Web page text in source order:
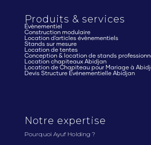
Produits & services
Évènementiel
Construction modulaire
Location d'articles évènementiels
Stands sur mesure
Location de tentes
Conception & location de stands
Location chapiteaux Abidjan
Location de Chapiteau pour Mariage à
Devis Structure Événementielle Abidjan
Notre expertise
Pourquoi Ayuf Holding ?